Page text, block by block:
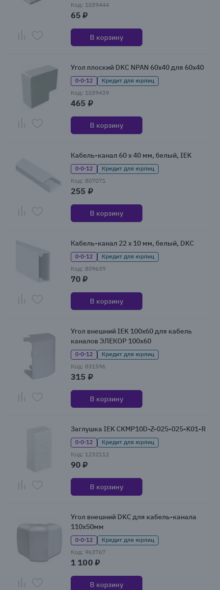
Код: 1039444
65 ₽
В корзину
Угол плоский DKC NPAN 60x40 для 60x40
0·0·12
Кредит для юрлиц
Код: 1039439
465 ₽
В корзину
Кабель-канал 60 x 40 мм, белый, IEK
0·0·12
Кредит для юрлиц
Код: 807071
255 ₽
В корзину
Кабель-канал 22 x 10 мм, белый, DKC
0·0·12
Кредит для юрлиц
Код: 809639
70 ₽
В корзину
Угол внешний IEK 100x60 для кабель
каналов ЭЛЕКОР 100x60
0·0·12
Кредит для юрлиц
Код: 831596
315 ₽
В корзину
Заглушка IEK CKMP10D-Z-025-025-K01-R
0·0·12
Кредит для юрлиц
Код: 1232112
90 ₽
В корзину
Угол внешний DKC для кабель-канала
110х50мм
0·0·12
Кредит для юрлиц
Код: 963767
1 100 ₽
В корзину